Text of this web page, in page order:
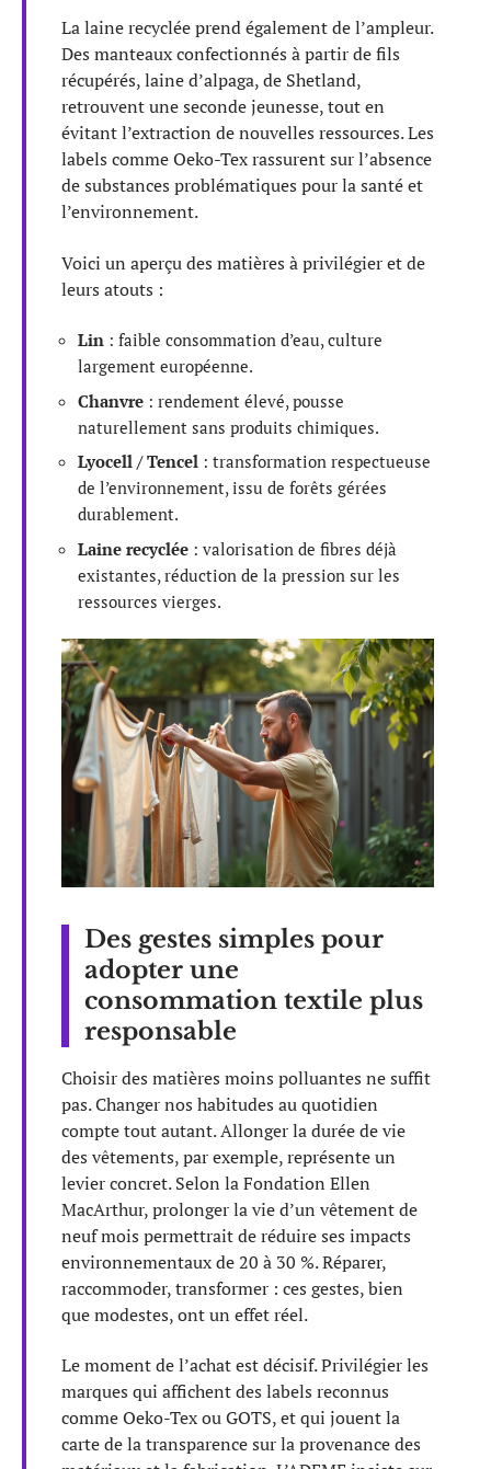
La laine recyclée prend également de l’ampleur.
Des manteaux confectionnés à partir de fils
récupérés, laine d’alpaga, de Shetland,
retrouvent une seconde jeunesse, tout en
évitant l’extraction de nouvelles ressources. Les
labels comme Oeko-Tex rassurent sur l’absence
de substances problématiques pour la santé et
l’environnement.
Voici un aperçu des matières à privilégier et de
leurs atouts :
Lin : faible consommation d’eau, culture
largement européenne.
Chanvre : rendement élevé, pousse
naturellement sans produits chimiques.
Lyocell / Tencel : transformation respectueuse
de l’environnement, issu de forêts gérées
durablement.
Laine recyclée : valorisation de fibres déjà
existantes, réduction de la pression sur les
ressources vierges.
Des gestes simples pour
adopter une
consommation textile plus
responsable
Choisir des matières moins polluantes ne suffit
pas. Changer nos habitudes au quotidien
compte tout autant. Allonger la durée de vie
des vêtements, par exemple, représente un
levier concret. Selon la Fondation Ellen
MacArthur, prolonger la vie d’un vêtement de
neuf mois permettrait de réduire ses impacts
environnementaux de 20 à 30 %. Réparer,
raccommoder, transformer : ces gestes, bien
que modestes, ont un effet réel.
Le moment de l’achat est décisif. Privilégier les
marques qui affichent des labels reconnus
comme Oeko-Tex ou GOTS, et qui jouent la
carte de la transparence sur la provenance des